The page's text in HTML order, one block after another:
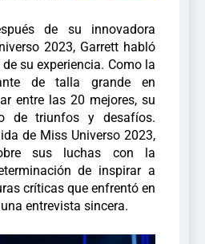
de su innovadora
2023, Garrett habló
su experiencia. Como la
de talla grande en
entre las 20 mejores, su
de triunfos y desafíos.
de Miss Universo 2023,
sus luchas con la
de inspirar a
críticas que enfrentó en
entrevista sincera.